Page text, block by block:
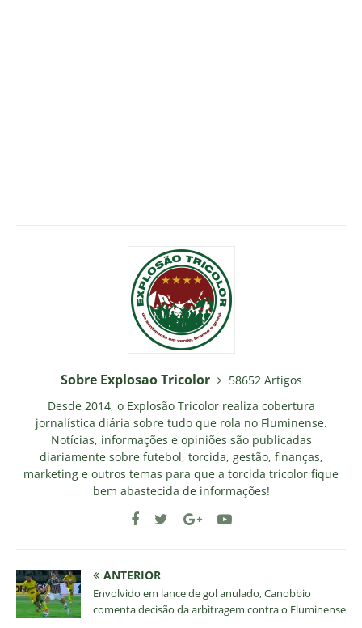
Sobre Explosao Tricolor
58652 Artigos
Desde 2014, o Explosão Tricolor realiza cobertura
jornalística diária sobre tudo que rola no Fluminense.
Notícias, informações e opiniões são publicadas
diariamente sobre futebol, torcida, gestão, finanças,
marketing e outros temas para que a torcida tricolor fique
bem abastecida de informações!
ANTERIOR
Envolvido em lance de gol anulado, Canobbio
comenta decisão da arbitragem contra o Fluminense